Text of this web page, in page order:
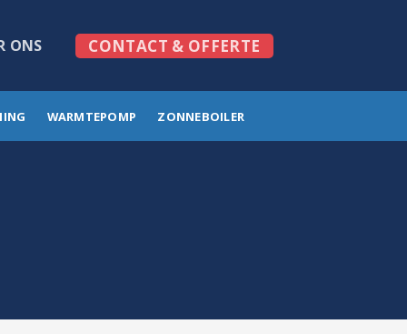
ONS CONTACT & OFFERTE
WARMTEPOMP ZONNEBOILER